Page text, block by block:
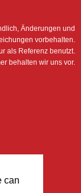
can
Änderungen und
vorbehalten.
als Referenz benutzt.
behalten wir uns vor.